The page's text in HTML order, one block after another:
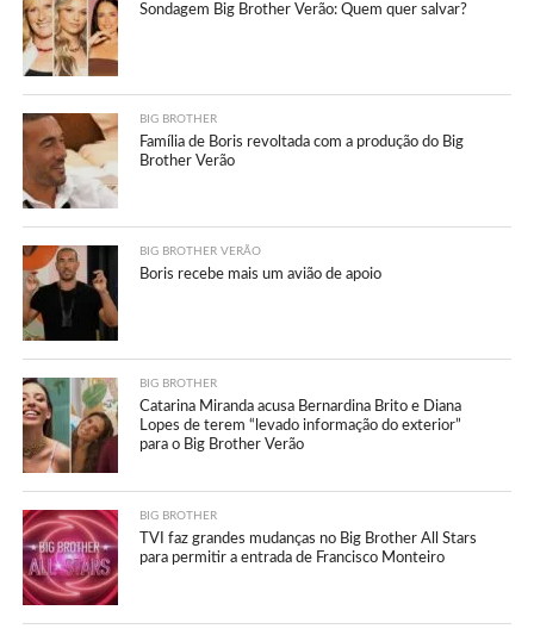
Sondagem Big Brother Verão: Quem quer salvar?
BIG BROTHER
Família de Boris revoltada com a produção do Big
Brother Verão
BIG BROTHER VERÃO
Boris recebe mais um avião de apoio
BIG BROTHER
Catarina Miranda acusa Bernardina Brito e Diana
Lopes de terem “levado informação do exterior”
para o Big Brother Verão
BIG BROTHER
TVI faz grandes mudanças no Big Brother All Stars
para permitir a entrada de Francisco Monteiro